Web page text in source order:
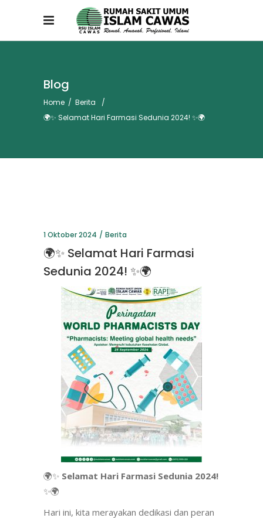
Blog
Home / Berita
/
🌍✨ Selamat Hari Farmasi Sedunia 2024! ✨🌍
1 Oktober 2024 Berita
🌍✨ Selamat Hari Farmasi
Sedunia 2024! ✨🌍
🌍✨ Selamat Hari Farmasi Sedunia 2024!
✨🌍
Hari ini, kita merayakan dedikasi dan peran